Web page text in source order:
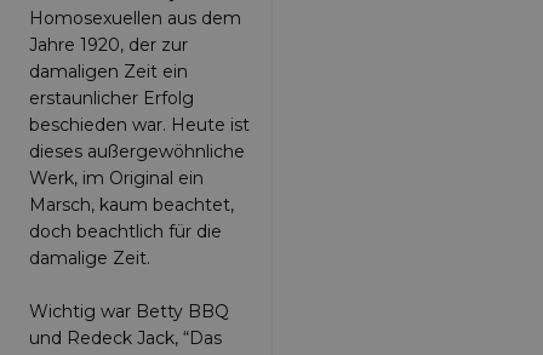
Homosexuellen aus dem
Jahre 1920, der zur
damaligen Zeit ein
erstaunlicher Erfolg
beschieden war. Heute ist
dieses außergewöhnliche
Werk, im Original ein
Marsch, kaum beachtet,
doch beachtlich für die
damalige Zeit.
Wichtig war Betty BBQ
und Redeck Jack, “Das
Strictly necessary cookies allow core website
functionality such as user login and account
management. The website cannot be used
properly without strictly necessary cookies.
Name
_dc_gtm_UA-
89385820-1